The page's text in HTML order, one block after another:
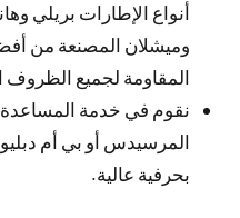
أنواع الإطارات بريلي
وميشلان المصنعة من
المقاومة لجميع الظروف
نقوم في خدمة
المرسيدس أو بي أم دبليو
بحرفية عالية.